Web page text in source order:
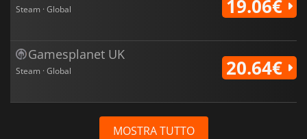
Steam · Global 19.06€
Gamesplanet UK
Steam · Global 20.64€
MOSTRA TUTTO